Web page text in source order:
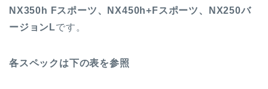
NX350h Fスポーツ、NX450h+Fスポーツ、NX250バ
ージョンLです。
各スペックは下の表を参照